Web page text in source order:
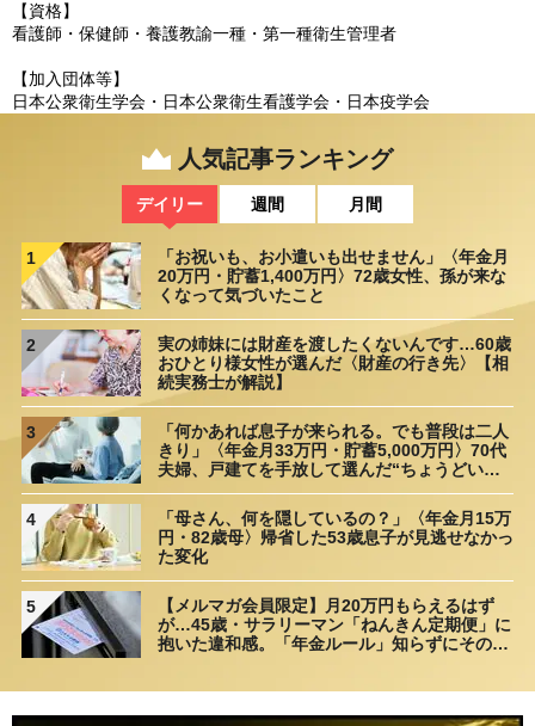
【資格】
看護師・保健師・養護教諭一種・第一種衛生管理者
【加入団体等】
日本公衆衛生学会・日本公衆衛生看護学会・日本疫学会
人気記事ランキング
デイリー 週間 月間
1
「お祝いも、お小遣いも出せません」〈年金月
20万円・貯蓄1,400万円〉72歳女性、孫が来な
くなって気づいたこと
2
実の姉妹には財産を渡したくないんです…60歳
おひとり様女性が選んだ〈財産の行き先〉【相
続実務士が解説】
3
「何かあれば息子が来られる。でも普段は二人
きり」〈年金月33万円・貯蓄5,000万円〉70代
夫婦、戸建てを手放して選んだ“ちょうどいい
4
「母さん、何を隠しているの？」〈年金月15万
円・82歳母〉帰省した53歳息子が見逃せなかっ
た変化
5
【メルマガ会員限定】月20万円もらえるはず
が…45歳・サラリーマン「ねんきん定期便」に
抱いた違和感。「年金ルール」知らずにそのま